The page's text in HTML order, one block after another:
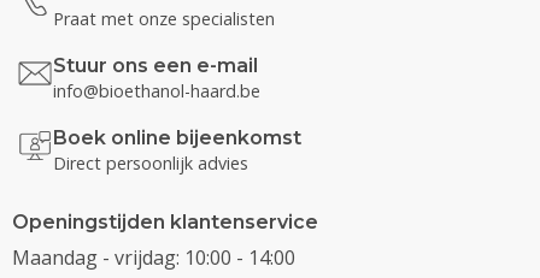
Praat met onze specialisten
Stuur ons een e-mail
info@bioethanol-haard.be
Boek online bijeenkomst
Direct persoonlijk advies
Openingstijden klantenservice
Maandag - vrijdag: 10:00 - 14:00